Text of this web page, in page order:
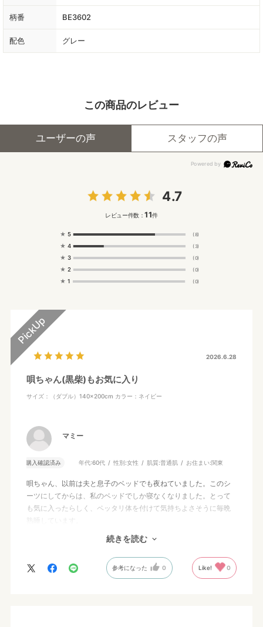
柄番 BE3602
配色 グレー
この商品のレビュー
ユーザーの声 スタッフの声
4.7
レビュー件数：11件
★ 5 (8)
★ 4 (3)
★ 3 (0)
★ 2 (0)
★ 1 (0)
2026.6.28
唄ちゃん(黒柴)もお気に入り
サイズ：（ダブル）140×200cm カラー：ネイビー
マミー
購入確認済み 年代:60代 性別:女性 肌質:普通肌 お住まい:関東
唄ちゃん、以前は夫と息子のベッドでも夜ねていました。このシ
ーツにしてからは、私のベッドでしか寝なくなりました。とって
も気に入ったらしく、ペッタリ体を付けて気持ちよさそうに毎晩
熟睡しています。
夫と息子はヤキモチを妬いてお迎えにきますが、このシーツにな
ってからは一度もお迎えに答えていません。私はすごくハッピー
続きを読む
参考になった 0 Like! 0